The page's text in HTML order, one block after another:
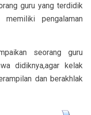
guru yang terdidik
pengalaman
seorang guru
didiknya,agar kelak
dan berakhlak